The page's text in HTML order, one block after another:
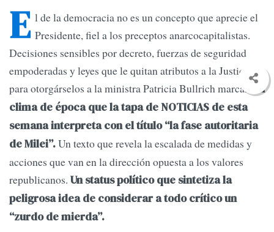
E l de la democracia no es un concepto que aprecie el
Presidente, fiel a los preceptos anarcocapitalistas.
Decisiones sensibles por decreto, fuerzas de seguridad
empoderadas y leyes que le quitan atributos a la Justicia
para otorgárselos a la ministra Patricia Bullrich marcan
un
clima de época que la tapa de NOTICIAS de esta
semana interpreta con el título “la fase autoritaria
de Milei”.Un texto que revela la escalada de medidas y
acciones que van en la dirección opuesta a los valores
republicanos. Un status político que sintetiza la
peligrosa idea de considerar a todo crítico un
“zurdo de mierda”.